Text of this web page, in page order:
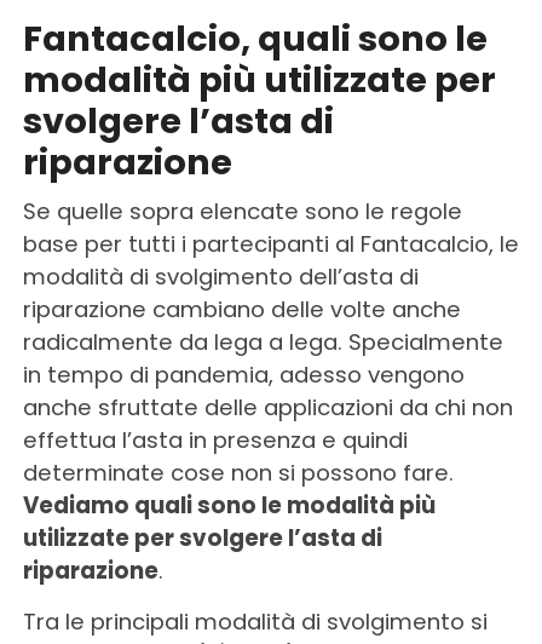
Fantacalcio, quali sono le
modalità più utilizzate per
svolgere l’asta di
riparazione
Se quelle sopra elencate sono le regole
base per tutti i partecipanti al Fantacalcio, le
modalità di svolgimento dell’asta di
riparazione cambiano delle volte anche
radicalmente da lega a lega. Specialmente
in tempo di pandemia, adesso vengono
anche sfruttate delle applicazioni da chi non
effettua l’asta in presenza e quindi
determinate cose non si possono fare.
Vediamo quali sono le modalità più
utilizzate per svolgere l’asta di
riparazione.
Tra le principali modalità di svolgimento si